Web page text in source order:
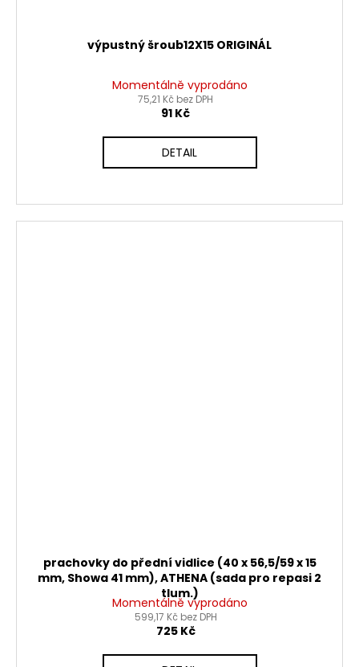
výpustný šroub12X15 ORIGINÁL
Momentálně vyprodáno
75,21 Kč bez DPH
91 Kč
DETAIL
prachovky do přední vidlice (40 x 56,5/59 x 15
mm, Showa 41 mm), ATHENA (sada pro repasi 2
tlum.)
Momentálně vyprodáno
599,17 Kč bez DPH
725 Kč